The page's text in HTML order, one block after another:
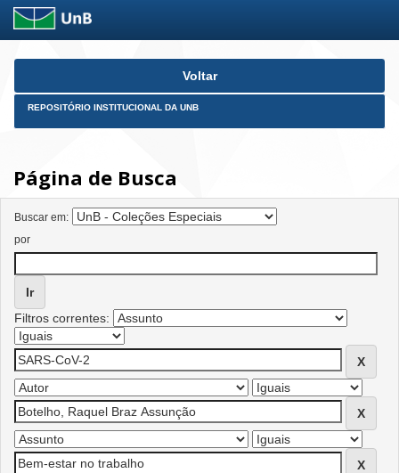
Skip
Voltar
REPOSITÓRIO INSTITUCIONAL DA UNB
Página de Busca
Buscar em:
por
Filtros correntes: